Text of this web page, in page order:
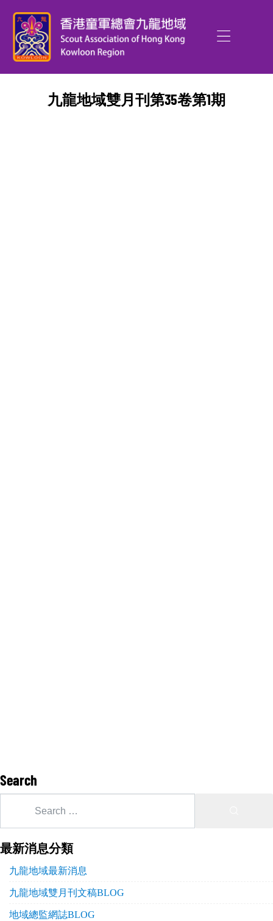
九龍地域雙月刊第35卷第1期
Search
最新消息分類
九龍地域最新消息
九龍地域雙月刊文稿BLOG
地域總監網誌BLOG